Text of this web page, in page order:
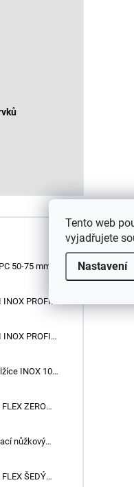
Tento web
vyjadřujete
Nastavení
50-75 mm
PROFI
12mm -
PROFI
3,2mm -
INOX 100
ZERO
15kg
nůžkový
cm
ŠEDÝ